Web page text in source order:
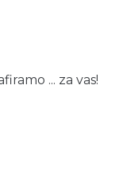
... za vas!